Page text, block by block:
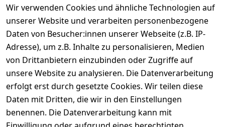
Wir verwenden Cookies und ähnliche Technologien auf
unserer Website und verarbeiten personenbezogene
Daten von Besucher:innen unserer Webseite (z.B. IP-
Adresse), um z.B. Inhalte zu personalisieren, Medien
von Drittanbietern einzubinden oder Zugriffe auf
unsere Website zu analysieren. Die Datenverarbeitung
erfolgt erst durch gesetzte Cookies. Wir teilen diese
Daten mit Dritten, die wir in den Einstellungen
benennen. Die Datenverarbeitung kann mit
RechtlichesServices